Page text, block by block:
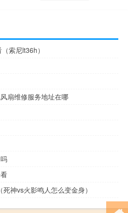
索尼lt36h）
扇维修服务地址在哪
神vs火影鸣人怎么变金身）